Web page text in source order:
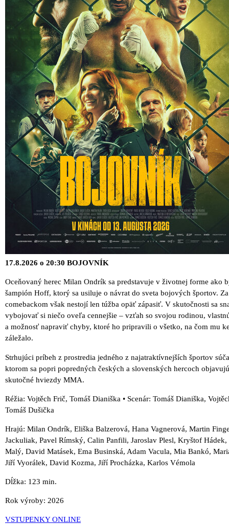
17.8.2026 o 20:30 BOJOVNÍK
Oceňovaný herec Milan Ondrík sa predstavuje v životnej forme ako
šampión Hoff, ktorý sa usiluje o návrat do sveta bojových športov.
comebackom však nestojí len túžba opäť zápasiť. V skutočnosti sa
vybojovať si niečo oveľa cennejšie – vzťah so svojou rodinou,
a možnosť napraviť chyby, ktoré ho pripravili o všetko, na čom mu
záležalo.
Strhujúci príbeh z prostredia jedného z najatraktívnejších športov
ktorom sa popri popredných českých a slovenských hercoch
skutočné hviezdy MMA.
Réžia: Vojtěch Frič, Tomáš Dianiška • Scenár: Tomáš Dianiška,
Tomáš Dušička
Hrajú: Milan Ondrík, Eliška Balzerová, Hana Vagnerová, Martin
Jackuliak, Pavel Rímský, Calin Panfili, Jaroslav Plesl, Kryštof Hádek,
Malý, David Matásek, Ema Businská, Adam Vacula, Mia Bankó,
Jiří Vyorálek, David Kozma, Jiří Procházka, Karlos Vémola
Dĺžka: 123 min.
Rok výroby: 2026
VSTUPENKY ONLINE